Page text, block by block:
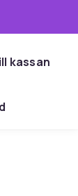
kassan